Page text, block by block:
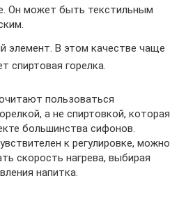
Он может быть текстильным
элемент. В этом качестве чаще
спиртовая горелка.
пользоваться
а не спиртовкой, которая
большинства сифонов.
к регулировке, можно
скорость нагрева, выбирая
напитка.